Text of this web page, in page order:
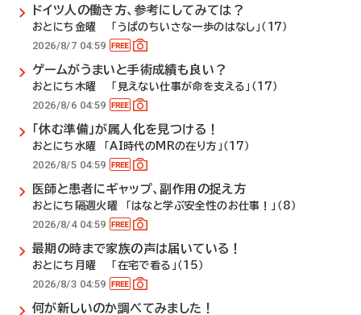
ドイツ人の働き方、参考にしてみては？
おとにち金曜 「うぱのちいさな一歩のはなし」（17）
2026/8/7 04:59
ゲームがうまいと手術成績も良い？
おとにち木曜 「見えない仕事が命を支える」（17）
2026/8/6 04:59
「休む準備」が属人化を見つける！
おとにち水曜 「AI時代のMRの在り方」（17）
2026/8/5 04:59
医師と患者にギャップ、副作用の捉え方
おとにち隔週火曜 「はなと学ぶ安全性のお仕事！」（8）
2026/8/4 04:59
最期の時まで家族の声は届いている！
おとにち月曜 「在宅で看る」（15）
2026/8/3 04:59
何が新しいのか調べてみました！